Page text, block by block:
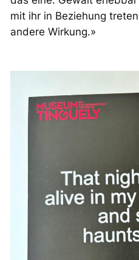
mit ihr in Beziehung
andere Wirkung.»